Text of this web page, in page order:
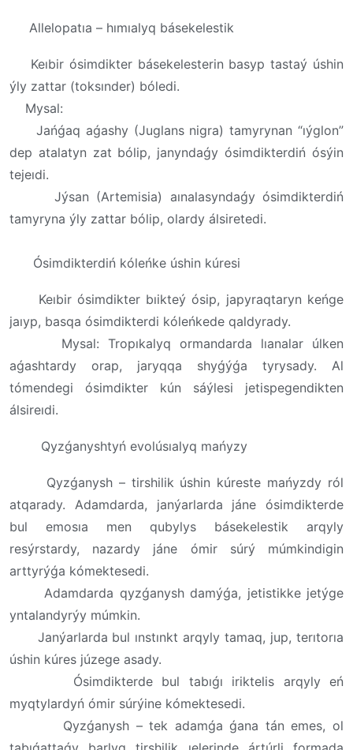
Allelopatıa – hımıalyq básekelestik
Keıbir ósimdikter básekelesterin basyp tastaý úshin
ýly zattar (toksınder) bóledi.
Mysal:
Jańǵaq aǵashy (Juglans nigra) tamyrynan “ıýglon”
dep atalatyn zat bólip, janyndaǵy ósimdikterdiń ósýin
tejeıdi.
Jýsan (Artemisia) aınalasyndaǵy ósimdikterdiń
tamyryna ýly zattar bólip, olardy álsiretedi.
Ósimdikterdiń kóleńke úshin kúresi
Keıbir ósimdikter bıikteý ósip, japyraqtaryn keńge
jaıyp, basqa ósimdikterdi kóleńkede qaldyrady.
Mysal: Tropıkalyq ormandarda lıanalar úlken
aǵashtardy orap, jaryqqa shyǵýǵa tyrysady. Al
tómendegi ósimdikter kún sáýlesi jetispegendikten
álsireıdi.
Qyzǵanyshtyń evolúsıalyq mańyzy
Qyzǵanysh – tirshilik úshin kúreste mańyzdy ról
atqarady. Adamdarda, janýarlarda jáne ósimdikterde
bul emosıa men qubylys básekelestik arqyly
resýrstardy, nazardy jáne ómir súrý múmkindigin
arttyrýǵa kómektesedi.
Adamdarda qyzǵanysh damýǵa, jetistikke jetýge
yntalandyrýy múmkin.
Janýarlarda bul ınstınkt arqyly tamaq, jup, terıtorıa
úshin kúres júzege asady.
Ósimdikterde bul tabıǵı iriktelis arqyly eń
myqtylardyń ómir súrýine kómektesedi.
Qyzǵanysh – tek adamǵa ǵana tán emes, ol